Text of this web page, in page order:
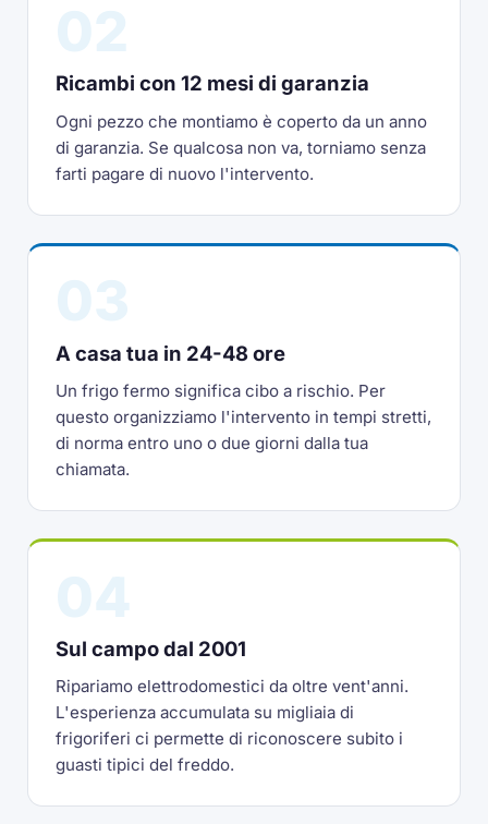
Ricambi con 12 mesi di garanzia
Ogni pezzo che montiamo è coperto da un anno
di garanzia. Se qualcosa non va, torniamo senza
farti pagare di nuovo l'intervento.
A casa tua in 24-48 ore
Un frigo fermo significa cibo a rischio. Per
questo organizziamo l'intervento in tempi stretti,
di norma entro uno o due giorni dalla tua
chiamata.
Sul campo dal 2001
Ripariamo elettrodomestici da oltre vent'anni.
L'esperienza accumulata su migliaia di
frigoriferi ci permette di riconoscere subito i
guasti tipici del freddo.